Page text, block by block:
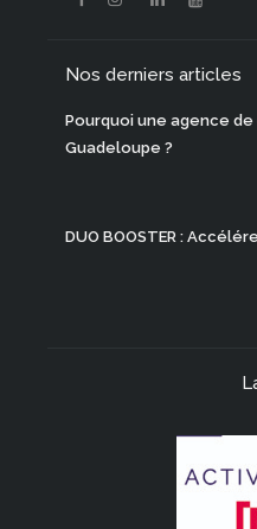
Nos derniers articles
Pourquoi une agence
Guadeloupe ?
DUO BOOSTER :